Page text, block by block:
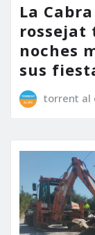
La
rossejat
noches
sus
torrent al